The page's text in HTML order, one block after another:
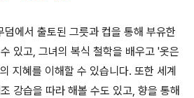
에서 출토된 그릇과 컵을 통해 부유한
있고, 그녀의 복식 철학을 배우고 '옷은
지혜를 이해할 수 있습니다. 또한 세계
강습을 따라 해볼 수도 있고, 향을 통해